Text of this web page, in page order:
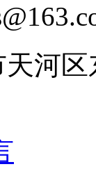
河